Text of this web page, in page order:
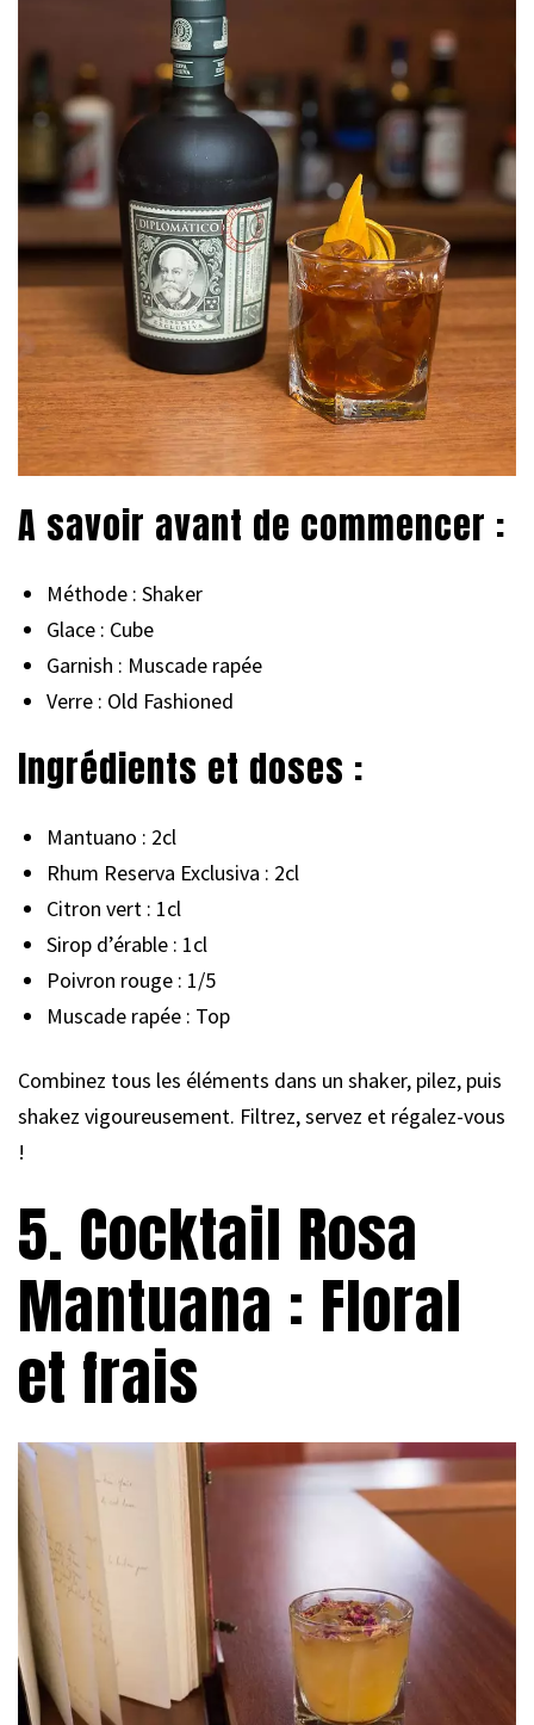
A savoir avant de commencer :
Méthode : Shaker
Glace : Cube
Garnish : Muscade rapée
Verre : Old Fashioned
Ingrédients et doses :
Mantuano : 2cl
Rhum Reserva Exclusiva : 2cl
Citron vert : 1cl
Sirop d’érable : 1cl
Poivron rouge : 1/5
Muscade rapée : Top
Combinez tous les éléments dans un shaker, pilez, puis
shakez vigoureusement. Filtrez, servez et régalez-vous
!
5. Cocktail Rosa
Mantuana : Floral
et frais